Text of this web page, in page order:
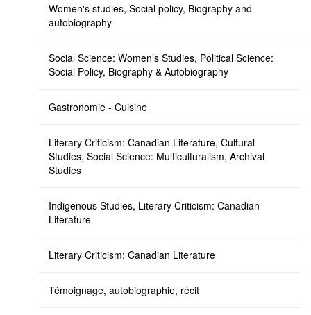
Women's studies, Social policy, Biography and
autobiography
Social Science: Women’s Studies, Political Science:
Social Policy, Biography & Autobiography
Gastronomie - Cuisine
Literary Criticism: Canadian Literature, Cultural
Studies, Social Science: Multiculturalism, Archival
Studies
Indigenous Studies, Literary Criticism: Canadian
Literature
Literary Criticism: Canadian Literature
Témoignage, autobiographie, récit